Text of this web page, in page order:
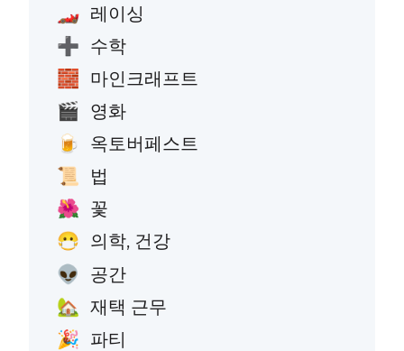
🏎️ 레이싱
➕ 수학
🧱 마인크래프트
🎬 영화
🍺 옥토버페스트
📜 법
🌺 꽃
😷 의학, 건강
👽 공간
🏡 재택 근무
🎉 파티